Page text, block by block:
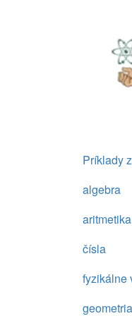
Príklady
algebra
aritmetika
čísla
fyzikálne
geometria